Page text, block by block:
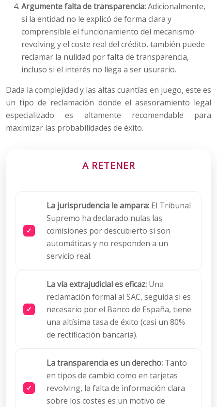
Argumente falta de transparencia:Adicionalmente,
si la entidad no le explicó de forma clara y
comprensible el funcionamiento del mecanismo
revolving y el coste real del crédito, también puede
reclamar la nulidad por falta de transparencia,
incluso si el interés no llega a ser usurario.
Dada la complejidad y las altas cuantías en juego, este es
un tipo de reclamación donde el asesoramiento legal
especializado es altamente recomendable para
maximizar las probabilidades de éxito.
A RETENER
La jurisprudencia le ampara: El Tribunal
Supremo ha declarado nulas las
comisiones por descubierto si son
automáticas y no responden a un
servicio real.
La vía extrajudicial es eficaz: Una
reclamación formal al SAC, seguida si es
necesario por el Banco de España, tiene
una altísima tasa de éxito (casi un 80%
de rectificación bancaria).
La transparencia es un derecho: Tanto
en tipos de cambio como en tarjetas
revolving, la falta de información clara
sobre los costes es un motivo de